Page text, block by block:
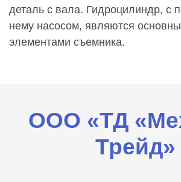
деталь с вала. Гидроцилиндр, с
нему насосом, являются
элементами съемника.
ООО «ТД
Трейд»